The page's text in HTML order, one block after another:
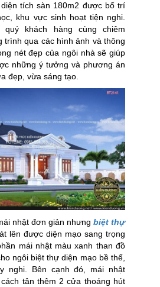
tích sàn 180m2 được bố trí
khu vực sinh hoạt tiện nghi.
khách hàng cùng chiêm
trình qua các hình ảnh và thông
nét đẹp của ngôi nhà sẽ giúp
những ý tưởng và phương án
đẹp, vừa sáng tạo.
nhật đơn giản nhưng biệt thự
lên được diện mạo sang trọng
mái nhật màu xanh than đồ
ngôi biệt thự diện mạo bề thế,
nghi. Bên cạnh đó, mái nhật
tân thêm 2 cửa thoáng hút